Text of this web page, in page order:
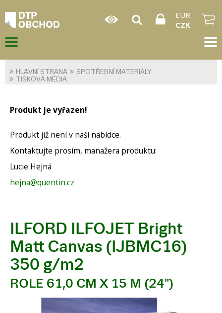
EUR
CZK
HLAVNÍ STRANA
SPOTŘEBNÍ MATERIÁLY
TISKOVÁ MÉDIA
Produkt je vyřazen!
Produkt již není v naší nabídce.
Kontaktujte prosím, manažera produktu:
Lucie Hejná
hejna@quentin.cz
ILFORD ILFOJET Bright
Matt Canvas (IJBMC16)
350 g/m2
ROLE 61,0 CM X 15 M (24")